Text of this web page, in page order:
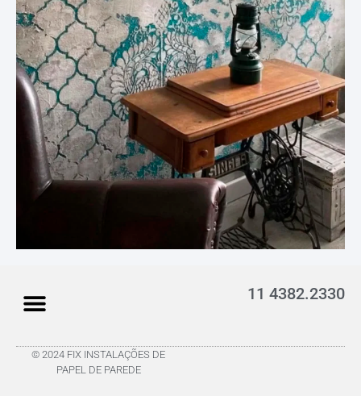
11 4382.2330
© 2024 FIX INSTALAÇÕES DE
PAPEL DE PAREDE